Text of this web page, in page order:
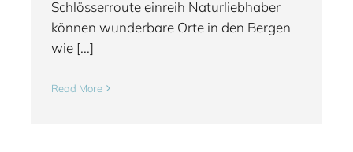
Schlösserroute einreih Naturliebhaber
können wunderbare Orte in den Bergen
wie [...]
Read More